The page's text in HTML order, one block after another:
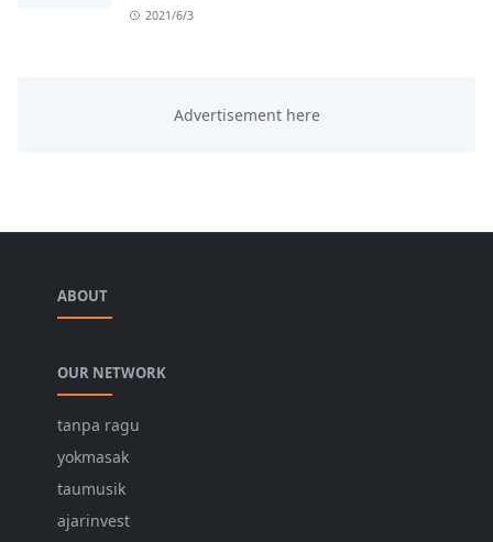
2021/6/3
ABOUT
OUR NETWORK
tanpa ragu
yokmasak
taumusik
ajarinvest